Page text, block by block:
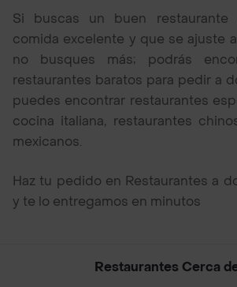
Si buscas un buen
comida excelente y que se ajuste
no busques más; podrás
restaurantes baratos para pedir a
puedes encontrar restaurantes
cocina italiana, restaurantes
mexicanos.
Haz tu pedido en Restaurantes a
y te lo entregamos en minutos
Restaurantes Cerca